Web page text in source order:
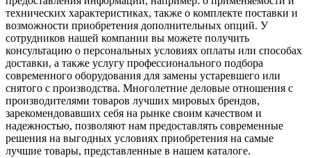
технических характеристиках, также о комплекте поставки и
возможности приобретения дополнительных опций. У
сотрудников нашей компании вы можете получить
консультацию о персональных условиях оплаты или способах
доставки, а также услугу профессионального подбора
современного оборудования для замены устаревшего или
снятого с производства. Многолетние деловые отношения с
производителями товаров лучших мировых брендов,
зарекомендовавших себя на рынке своим качеством и
надежностью, позволяют нам предоставлять современные
решения на выгодных условиях приобретения на самые
лучшие товары, представленные в нашем каталоге.